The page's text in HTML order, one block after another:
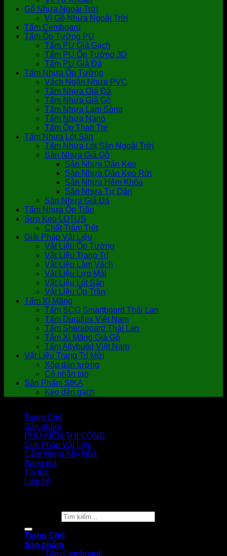
Gỗ Nhựa Ngoài Trời
Vỉ Gỗ Nhựa Ngoài Trời
Tấm Cemboard
Tấm Ốp Tường PU
Tấm PU Giả Gạch
Tấm PU Ốp Tường 3D
Tấm PU Giả Đá
Tấm Nhựa Ốp Tường
Vách Ngăn Nhựa PVC
Tấm Nhựa Giả Đá
Tấm Nhựa Giả Gỗ
Tấm Nhựa Lam Sóng
Tấm Nhựa Nano
Tấm Ốp Than Tre
Tấm Nhựa Lót Sàn
Tấm Nhựa Lót Sàn Ngoài Trời
Sàn Nhựa Giả Gỗ
Sàn Nhựa Dán Keo
Sàn Nhựa Dán Keo Rời
Sàn Nhựa Hèm Khóa
Sàn Nhựa Tự Dán
Sàn Nhựa Giả Đá
Tấm Nhựa Ốp Trần
Sơn Keo LOTUS
Chất Trám Trét
Giải Pháp Vật Liệu
Vật Liệu Ốp Tường
Vật Liệu Trang Trí
Vật Liệu Làm Vách
Vật Liệu Lợp Mái
Vật Liệu Lót Sàn
Vật Liệu Ốp Trần
Tấm Xi Măng
Tấm SCG Smartboard Thái Lan
Tấm Duraflex Việt Nam
Tấm Sheraboard Thái Lan
Tấm Xi Măng Giả Gỗ
Tấm Allybuild Việt Nam
Vật Liệu Trang Trí Mới
Xốp dán tường
Cỏ nhân tạo
Sản Phẩm SIKA
Keo dán gạch
Trang Chủ
Sản phẩm
PHỤ KIỆN THI CÔNG
Giải Pháp Vật Liệu
Cẩm Nang Xây Nhà
Bảng giá
Tin tức
Liên hệ
Trang Chủ
Sản phẩm
Tấm Cemboard